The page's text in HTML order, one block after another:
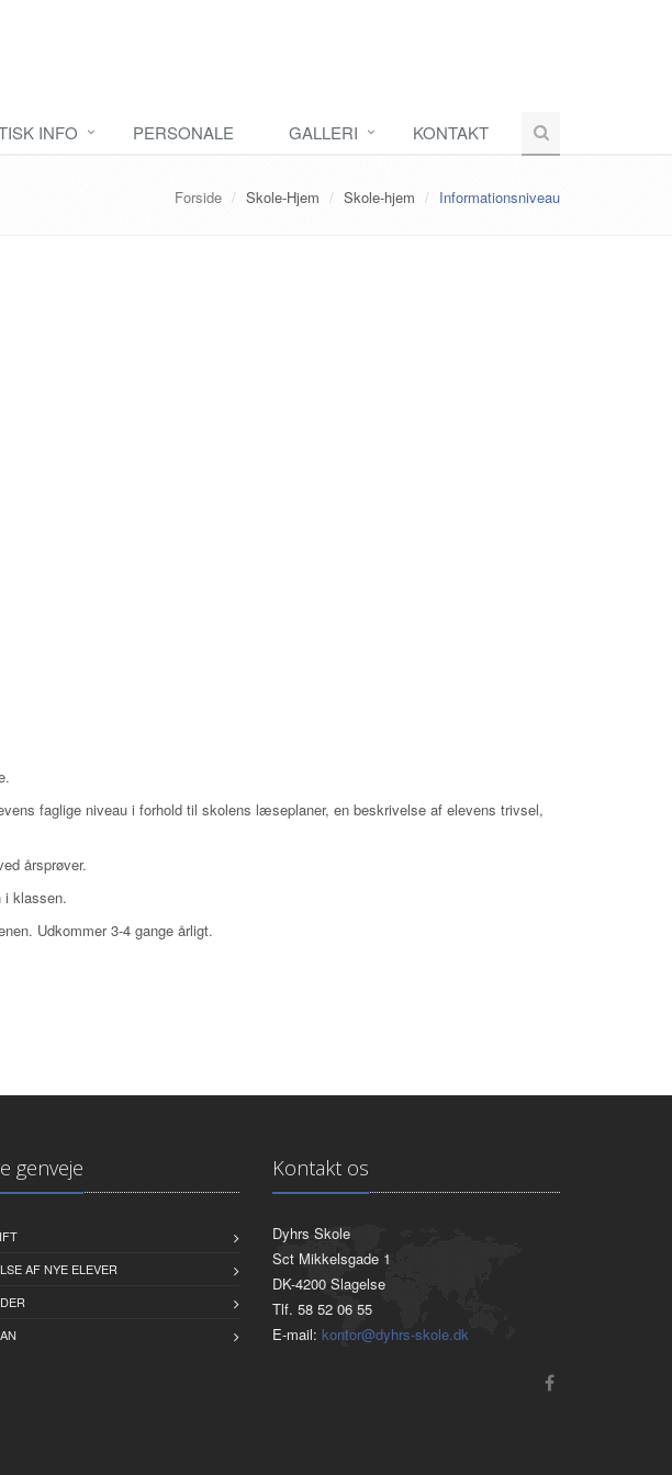
INFO PERSONALE GALLERI KONTAKT
Forside Skole-Hjem Skole-hjem Informationsniveau
faglige niveau i forhold til skolens læseplaner, en beskrivelse af elevens trivsel,
årsprøver.
i klassen.
Udkommer 3-4 gange årligt.
genveje
AF NYE ELEVER
Kontakt os
Dyhrs Skole
Sct Mikkelsgade 1
DK-4200 Slagelse
Tlf. 58 52 06 55
E-mail: kontor@dyhrs-skole.dk